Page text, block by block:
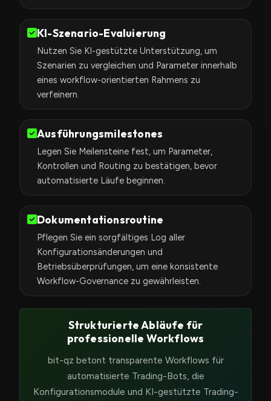
KI-Szenario-Evaluierung
Nutzen Sie KI-gestützte Unterstützung, um
Szenarien zu vergleichen und Parameter innerhalb
eines workflow-orientierten Rahmens zu
verfeinern.
Ausführungsmilestones
Legen Sie Meilensteine fest, um Parameter,
Kontrollen und Routing zu bestätigen, bevor
automatisierte Läufe beginnen.
Dokumentationsroutine
Pflegen Sie ein sorgfältiges Log aller
Konfigurationsänderungen und
Betriebsüberprüfungen, um eine konsistente
Workflow-Governance zu gewährleisten.
Strukturierte Abläufe für
professionelle Workflows
bit-qz betont transparente Workflows für
automatisierte Trading-Bots, die
Konfigurationsmodule und KI-gestützte Trading-